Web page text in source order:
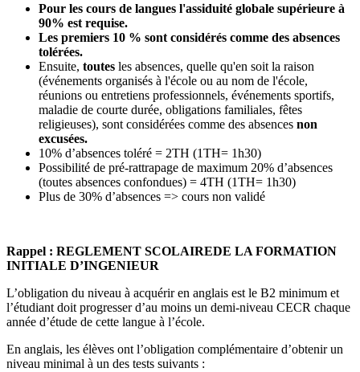
Pour les cours de langues l'assiduité globale supérieure à
90% est requise.
Les premiers 10 % sont considérés comme des absences
tolérées.
Ensuite, toutes les absences, quelle qu'en soit la raison
(événements organisés à l'école ou au nom de l'école,
réunions ou entretiens professionnels, événements sportifs,
maladie de courte durée, obligations familiales, fêtes
religieuses), sont considérées comme des absences non
excusées.
10% d’absences toléré = 2TH (1TH= 1h30)
Possibilité de pré-rattrapage de maximum 20% d’absences
(toutes absences confondues) = 4TH (1TH= 1h30)
Plus de 30% d’absences => cours non validé
Rappel : REGLEMENT SCOLAIREDE LA FORMATION
INITIALE D’INGENIEUR
L’obligation du niveau à acquérir en anglais est le B2 minimum et
l’étudiant doit progresser d’au moins un demi-niveau CECR chaque
année d’étude de cette langue à l’école.
En anglais, les élèves ont l’obligation complémentaire d’obtenir un
niveau minimal à un des tests suivants :